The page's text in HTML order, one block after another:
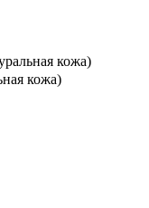
кожа)
кожа)